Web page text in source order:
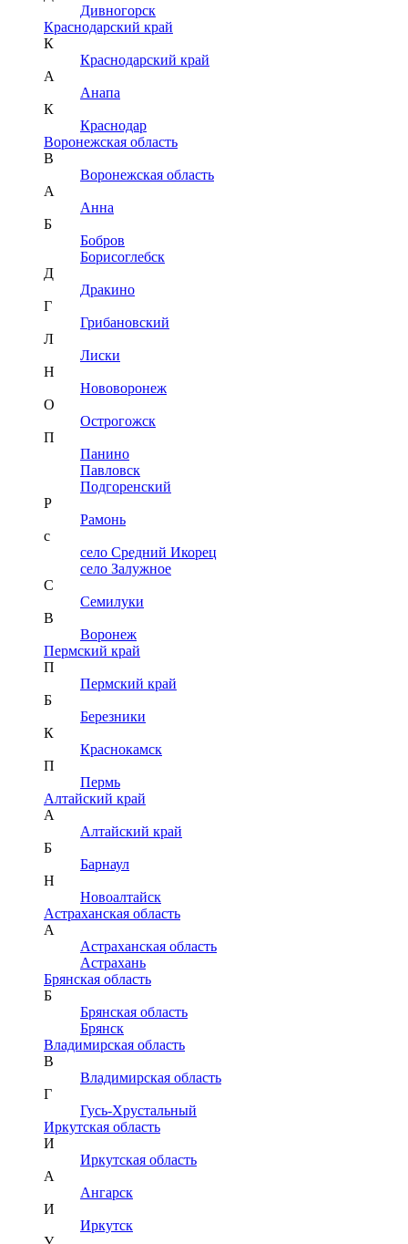
Дивногорск
Краснодарский край
К
Краснодарский край
А
Анапа
К
Краснодар
Воронежская область
В
Воронежская область
А
Анна
Б
Бобров
Борисоглебск
Д
Дракино
Г
Грибановский
Л
Лиски
Н
Нововоронеж
О
Острогожск
П
Панино
Павловск
Подгоренский
Р
Рамонь
с
село Средний Икорец
село Залужное
С
Семилуки
В
Воронеж
Пермский край
П
Пермский край
Б
Березники
К
Краснокамск
П
Пермь
Алтайский край
А
Алтайский край
Б
Барнаул
Н
Новоалтайск
Астраханская область
А
Астраханская область
Астрахань
Брянская область
Б
Брянская область
Брянск
Владимирская область
В
Владимирская область
Г
Гусь-Хрустальный
Иркутская область
И
Иркутская область
А
Ангарск
И
Иркутск